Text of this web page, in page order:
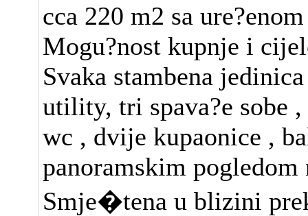
cca 220 m2 sa
Mogu?nost kupnje i
Svaka stambena
utility, tri spava?e sobe
wc , dvije kupaonice ,
panoramskim pogledom
Smje�tena u blizini